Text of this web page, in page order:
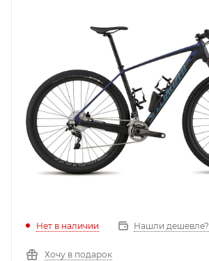
Нет в наличии Нашли дешевле?
Хочу в подарок